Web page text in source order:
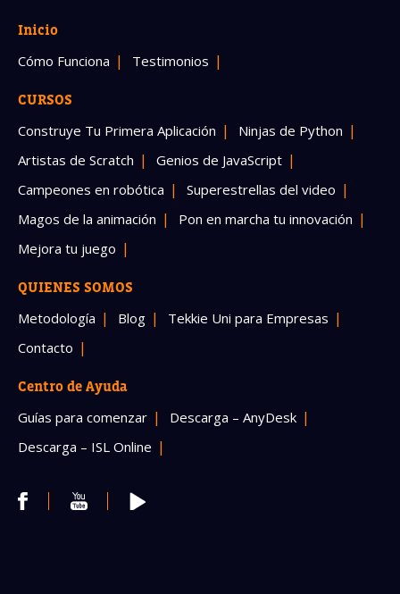
Inicio
Cómo Funciona Testimonios
CURSOS
Construye Tu Primera Aplicación
Ninjas de Python
Artistas de Scratch
Genios de JavaScript
Campeones en robótica
Superestrellas del video
Magos de la animación
Pon en marcha tu innovación
Mejora tu juego
QUIENES SOMOS
Metodología Blog
Tekkie Uni para Empresas
Contacto
Centro de Ayuda
Guías para comenzar
Descarga – AnyDesk
Descarga – ISL Online